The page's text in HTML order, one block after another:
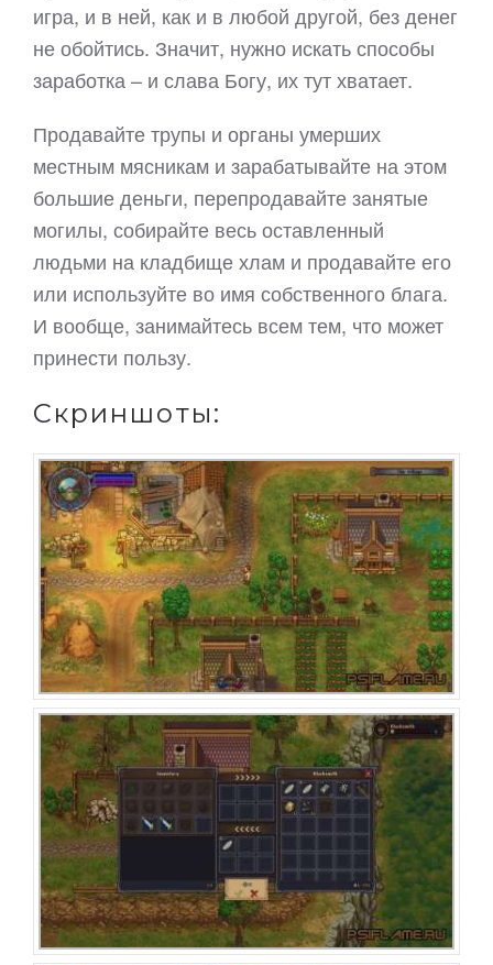
игра, и в ней, как и в любой другой, без денег
не обойтись. Значит, нужно искать способы
заработка – и слава Богу, их тут хватает.
Продавайте трупы и органы умерших
местным мясникам и зарабатывайте на этом
большие деньги, перепродавайте занятые
могилы, собирайте весь оставленный
людьми на кладбище хлам и продавайте его
или используйте во имя собственного блага.
И вообще, занимайтесь всем тем, что может
принести пользу.
Скриншоты: